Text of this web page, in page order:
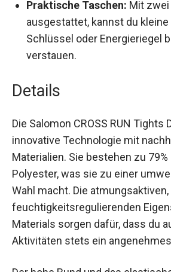
Praktische Taschen: Mit
ausgestattet, kannst du
wie Schlüssel oder
verstauen.
Details
Die Salomon CROSS RUN Tights
innovative Technologie mit
Materialien. Sie bestehen zu
Polyester, was sie zu einer
Wahl macht. Die atmungsaktiven,
feuchtigkeitsregulierenden
Materials sorgen dafür, dass du
intensiven Aktivitäten stets ein